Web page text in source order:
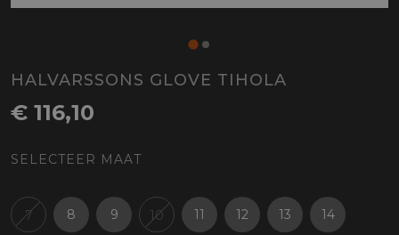
HALVARSSONS GLOVE TIHOLA
€ 116,10
SELECTEER MAAT
7 8 9 10 11 12 13 14